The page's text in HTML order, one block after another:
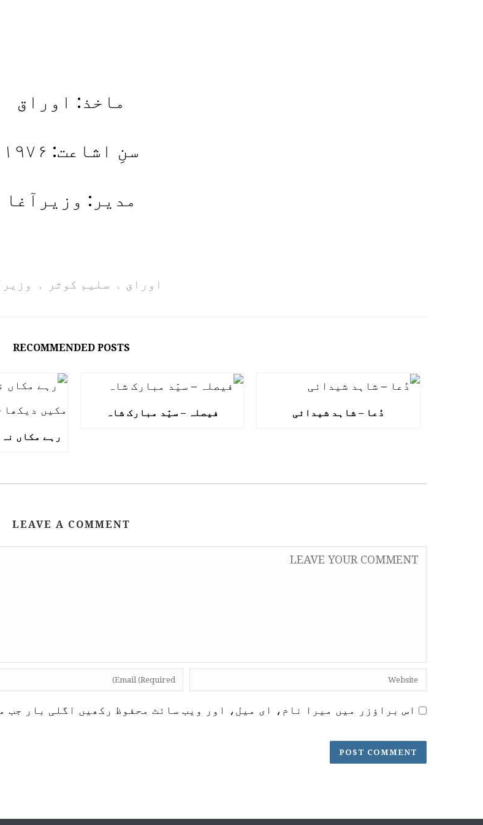
ماخذ: اوراق
سنِ اشاعت: ۱۹۷۶
مدیر: وزیرآغا
اوراق , سلیم کوثر ,
RECOMMENDED POSTS
دُعا – شاہد شیدائی فیصلہ – سیّد مبارک شاہ
LEAVE A COMMENT
اس براؤزر میں میرا نام، ای میل، اور ویب سائٹ محفوظ رکھیں اگلی بار جب